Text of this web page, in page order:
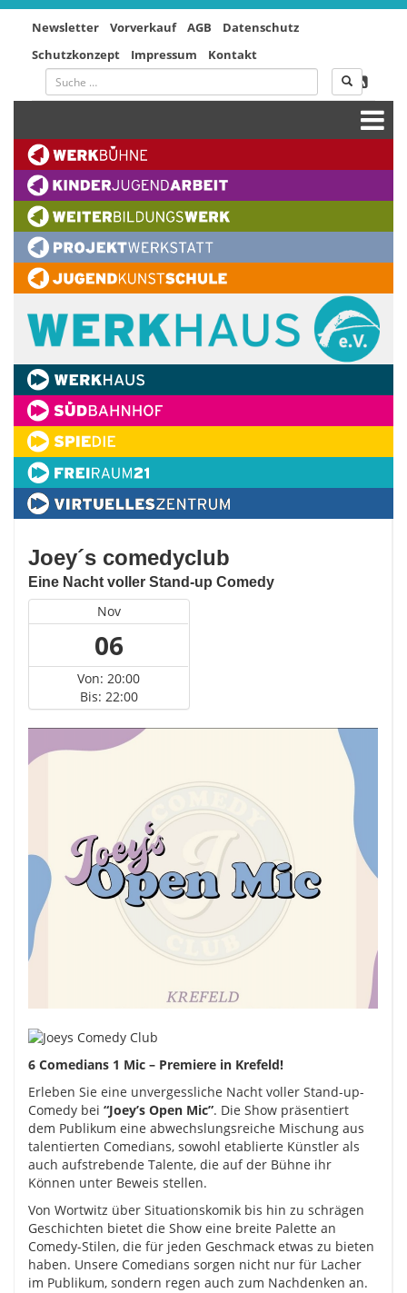
Newsletter Vorverkauf AGB
Datenschutz
Schutzkonzept
Impressum Kontakt
Joey´s comedyclub
Eine Nacht voller Stand-up Comedy
Nov
06
Von: 20:00
Bis: 22:00
6 Comedians 1 Mic – Premiere in Krefeld!
Erleben Sie eine unvergessliche Nacht voller Stand-up-
Comedy bei “Joey’s Open Mic”. Die Show präsentiert
dem Publikum eine abwechslungsreiche Mischung aus
talentierten Comedians, sowohl etablierte Künstler als
auch aufstrebende Talente, die auf der Bühne ihr
Können unter Beweis stellen.
Von Wortwitz über Situationskomik bis hin zu schrägen
Geschichten bietet die Show eine breite Palette an
Comedy-Stilen, die für jeden Geschmack etwas zu bieten
haben. Unsere Comedians sorgen nicht nur für Lacher
im Publikum, sondern regen auch zum Nachdenken an.